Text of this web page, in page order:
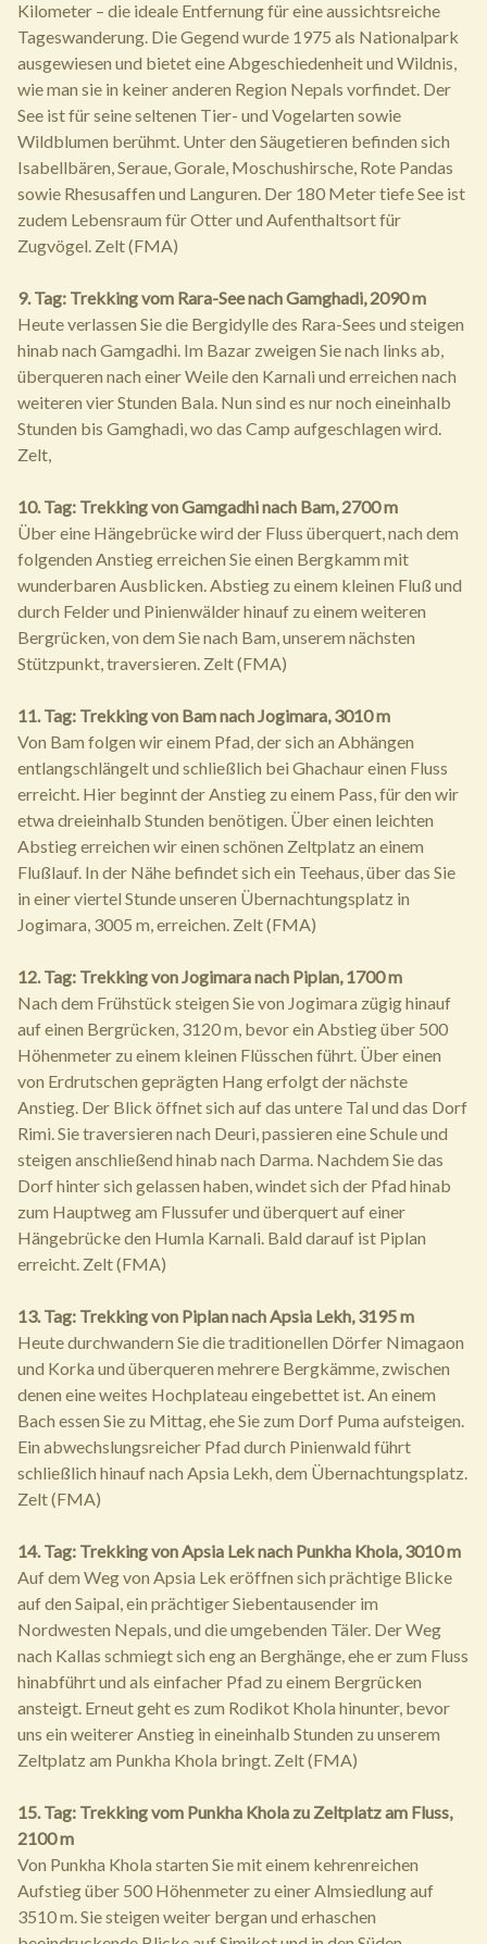
Kilometer – die ideale Entfernung für eine aussichtsreiche
Tageswanderung. Die Gegend wurde 1975 als Nationalpark
ausgewiesen und bietet eine Abgeschiedenheit und Wildnis,
wie man sie in keiner anderen Region Nepals vorfindet. Der
See ist für seine seltenen Tier- und Vogelarten sowie
Wildblumen berühmt. Unter den Säugetieren befinden sich
Isabellbären, Seraue, Gorale, Moschushirsche, Rote Pandas
sowie Rhesusaffen und Languren. Der 180 Meter tiefe See ist
zudem Lebensraum für Otter und Aufenthaltsort für
Zugvögel. Zelt (FMA)
9. Tag: Trekking vom Rara-See nach Gamghadi, 2090 m
Heute verlassen Sie die Bergidylle des Rara-Sees und steigen
hinab nach Gamgadhi. Im Bazar zweigen Sie nach links ab,
überqueren nach einer Weile den Karnali und erreichen nach
weiteren vier Stunden Bala. Nun sind es nur noch eineinhalb
Stunden bis Gamghadi, wo das Camp aufgeschlagen wird.
Zelt,
10. Tag: Trekking von Gamgadhi nach Bam, 2700 m
Über eine Hängebrücke wird der Fluss überquert, nach dem
folgenden Anstieg erreichen Sie einen Bergkamm mit
wunderbaren Ausblicken. Abstieg zu einem kleinen Fluß und
durch Felder und Pinienwälder hinauf zu einem weiteren
Bergrücken, von dem Sie nach Bam, unserem nächsten
Stützpunkt, traversieren. Zelt (FMA)
11. Tag: Trekking von Bam nach Jogimara, 3010 m
Von Bam folgen wir einem Pfad, der sich an Abhängen
entlangschlängelt und schließlich bei Ghachaur einen Fluss
erreicht. Hier beginnt der Anstieg zu einem Pass, für den wir
etwa dreieinhalb Stunden benötigen. Über einen leichten
Abstieg erreichen wir einen schönen Zeltplatz an einem
Flußlauf. In der Nähe befindet sich ein Teehaus, über das Sie
in einer viertel Stunde unseren Übernachtungsplatz in
Jogimara, 3005 m, erreichen. Zelt (FMA)
12. Tag: Trekking von Jogimara nach Piplan, 1700 m
Nach dem Frühstück steigen Sie von Jogimara zügig hinauf
auf einen Bergrücken, 3120 m, bevor ein Abstieg über 500
Höhenmeter zu einem kleinen Flüsschen führt. Über einen
von Erdrutschen geprägten Hang erfolgt der nächste
Anstieg. Der Blick öffnet sich auf das untere Tal und das Dorf
Rimi. Sie traversieren nach Deuri, passieren eine Schule und
steigen anschließend hinab nach Darma. Nachdem Sie das
Dorf hinter sich gelassen haben, windet sich der Pfad hinab
zum Hauptweg am Flussufer und überquert auf einer
Hängebrücke den Humla Karnali. Bald darauf ist Piplan
erreicht. Zelt (FMA)
13. Tag: Trekking von Piplan nach Apsia Lekh, 3195 m
Heute durchwandern Sie die traditionellen Dörfer Nimagaon
und Korka und überqueren mehrere Bergkämme, zwischen
denen eine weites Hochplateau eingebettet ist. An einem
Bach essen Sie zu Mittag, ehe Sie zum Dorf Puma aufsteigen.
Ein abwechslungsreicher Pfad durch Pinienwald führt
schließlich hinauf nach Apsia Lekh, dem Übernachtungsplatz.
Zelt (FMA)
14. Tag: Trekking von Apsia Lek nach Punkha Khola, 3010 m
Auf dem Weg von Apsia Lek eröffnen sich prächtige Blicke
auf den Saipal, ein prächtiger Siebentausender im
Nordwesten Nepals, und die umgebenden Täler. Der Weg
nach Kallas schmiegt sich eng an Berghänge, ehe er zum Fluss
hinabführt und als einfacher Pfad zu einem Bergrücken
ansteigt. Erneut geht es zum Rodikot Khola hinunter, bevor
uns ein weiterer Anstieg in eineinhalb Stunden zu unserem
Zeltplatz am Punkha Khola bringt. Zelt (FMA)
15. Tag: Trekking vom Punkha Khola zu Zeltplatz am Fluss,
2100 m
Von Punkha Khola starten Sie mit einem kehrenreichen
Aufstieg über 500 Höhenmeter zu einer Almsiedlung auf
3510 m. Sie steigen weiter bergan und erhaschen